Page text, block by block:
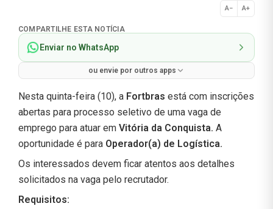
A− A+
Normal
COMPARTILHE ESTA NOTÍCIA
Enviar no WhatsApp
ou envie por outros apps
Nesta quinta-feira (10), a Fortbras está com inscrições
abertas para processo seletivo de uma vaga de
emprego para atuar em Vitória da Conquista. A
oportunidade é para Operador(a) de Logística.
Os interessados devem ficar atentos aos detalhes
solicitados na vaga pelo recrutador.
Requisitos: